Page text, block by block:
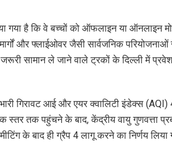
गया है कि वे बच्चों को ऑफलाइन या ऑनलाइन
और फ्लाईओवर जैसी सार्वजनिक परियोजनाओं
जरूरी सामान ले जाने वाले ट्रकों के दिल्ली में
गिरावट आई और एयर क्वालिटी इंडेक्स
तक पहुंचने के बाद, केंद्रीय वायु गुणवत्ता
के बाद ही ग्रैप 4 लागू करने का निर्णय